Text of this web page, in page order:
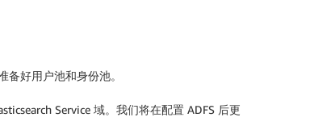
好用户池和身份池。
Service 域。我们将在配置 ADFS 后更